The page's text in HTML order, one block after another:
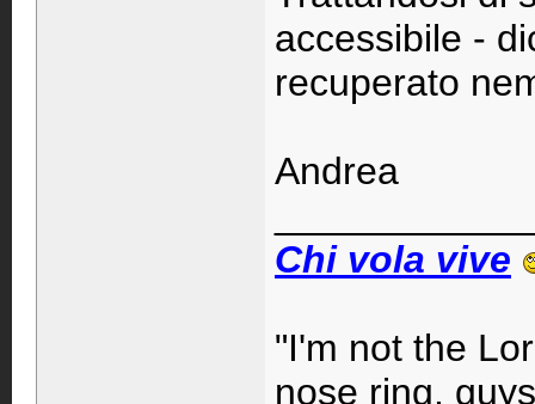
accessibile -
recuperato
Andrea
Chi vola vive
"I'm not the
nose ring,